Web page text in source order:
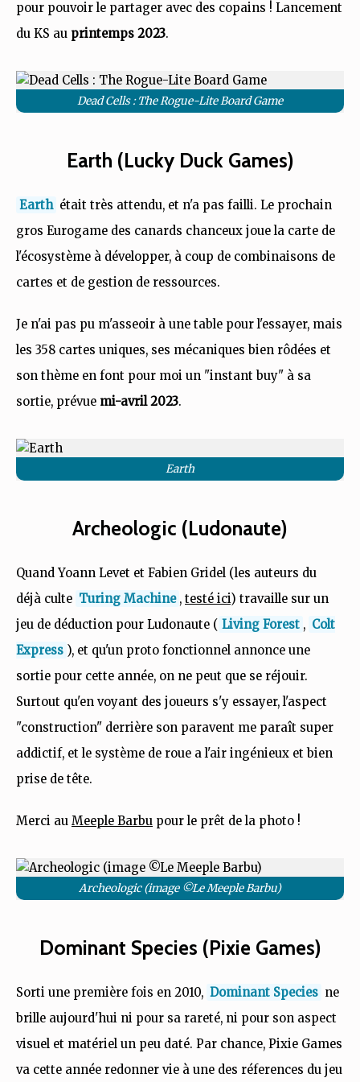
pour pouvoir le partager avec des copains ! Lancement
du KS au printemps 2023.
Dead Cells : The Rogue-Lite Board Game
Earth (Lucky Duck Games)
Earth était très attendu, et n'a pas failli. Le prochain
gros Eurogame des canards chanceux joue la carte de
l'écosystème à développer, à coup de combinaisons de
cartes et de gestion de ressources.
Je n'ai pas pu m'asseoir à une table pour l'essayer, mais
les 358 cartes uniques, ses mécaniques bien rôdées et
son thème en font pour moi un "instant buy" à sa
sortie, prévue mi-avril 2023.
Earth
Archeologic (Ludonaute)
Quand Yoann Levet et Fabien Gridel (les auteurs du
déjà culte Turing Machine , testé ici) travaille sur un
jeu de déduction pour Ludonaute ( Living Forest , Colt
Express ), et qu'un proto fonctionnel annonce une
sortie pour cette année, on ne peut que se réjouir.
Surtout qu'en voyant des joueurs s'y essayer, l'aspect
"construction" derrière son paravent me paraît super
addictif, et le système de roue a l'air ingénieux et bien
prise de tête.
Merci au Meeple Barbu pour le prêt de la photo !
Archeologic (image ©Le Meeple Barbu)
Dominant Species (Pixie Games)
Sorti une première fois en 2010, Dominant Species ne
brille aujourd'hui ni pour sa rareté, ni pour son aspect
visuel et matériel un peu daté. Par chance, Pixie Games
va cette année redonner vie à une des réferences du jeu